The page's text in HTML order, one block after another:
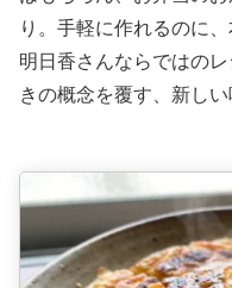
り。手軽に作れるのに
明日香さんならではの
きの概念を覆す、新し